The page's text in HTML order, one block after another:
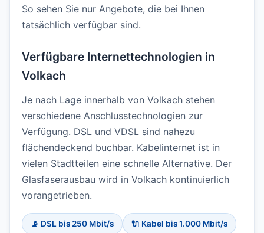
So sehen Sie nur Angebote, die bei Ihnen
tatsächlich verfügbar sind.
Verfügbare Internettechnologien in
Volkach
Je nach Lage innerhalb von Volkach stehen
verschiedene Anschlusstechnologien zur
Verfügung. DSL und VDSL sind nahezu
flächendeckend buchbar. Kabelinternet ist in
vielen Stadtteilen eine schnelle Alternative. Der
Glasfaserausbau wird in Volkach kontinuierlich
vorangetrieben.
📡 DSL bis 250 Mbit/s 🔌 Kabel bis 1.000 Mbit/s